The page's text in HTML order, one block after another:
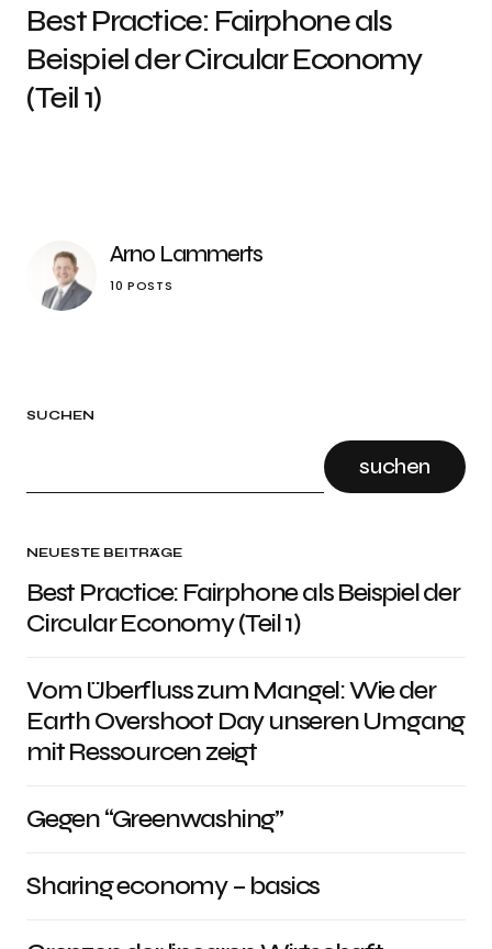
SUCHEN
suchen
NEUESTE BEITRÄGE
Best Practice: Fairphone als Beispiel der
Circular Economy (Teil 1)
Vom Überfluss zum Mangel: Wie der
Earth Overshoot Day unseren Umgang
mit Ressourcen zeigt
Gegen “Greenwashing”
Sharing economy – basics
Best Practice: Fairphone als
Beispiel der Circular Economy
(Teil 1)
Arno Lammerts
10 POSTS